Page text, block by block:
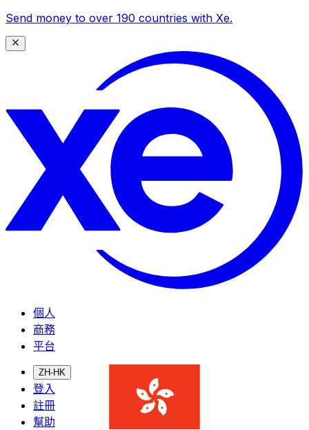
Send money to over 190 countries with Xe.
個人
商務
平台
ZH-HK
登入
註冊
幫助